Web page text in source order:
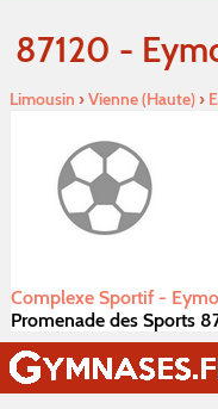
87120 -
Limousin ›Vienne (Haute)›
Complexe Sportif -
Promenade des Sports